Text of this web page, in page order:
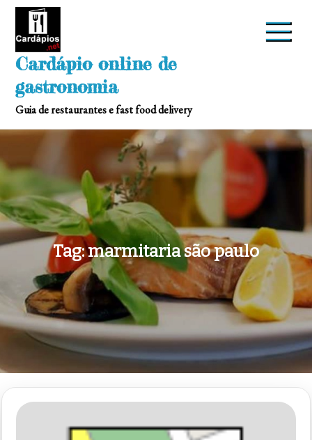
Skip
Cardápio online de
gastronomia
Guia de restaurantes e fast food delivery
Tag:marmitaria são paulo